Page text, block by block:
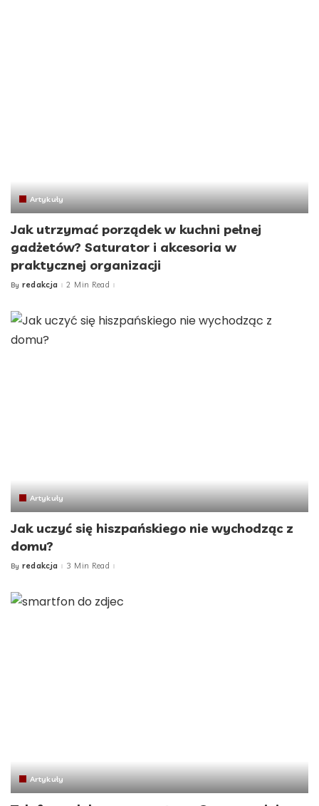
Artykuły
Jak utrzymać porządek w kuchni pełnej
gadżetów? Saturator i akcesoria w
praktycznej organizacji
Posted
By redakcja 2 Min Read
Artykuły
Jak uczyć się hiszpańskiego nie wychodząc z
domu?
Posted
By redakcja 3 Min Read
Artykuły